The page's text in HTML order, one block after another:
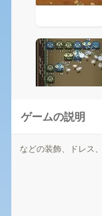
ゲームの説明
などの装飾、ドレス